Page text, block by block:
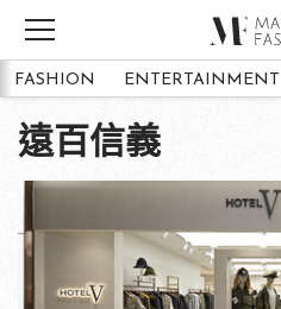
FASHION ENTERTAINMENT
遠百信義